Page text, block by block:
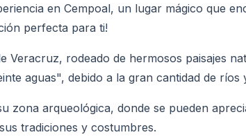
en Cempoal, un lugar mágico que
perfecta para ti!
Veracruz, rodeado de hermosos paisajes
aguas", debido a la gran cantidad de
zona arqueológica, donde se pueden
tradiciones y costumbres.